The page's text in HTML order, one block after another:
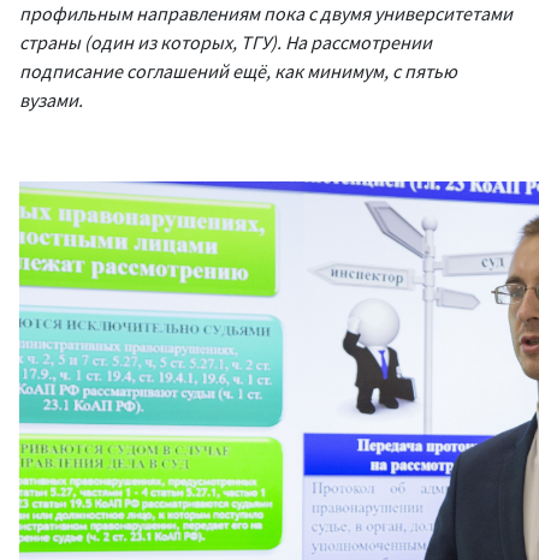
профильным направлениям пока с двумя университетами
страны (один из которых, ТГУ). На рассмотрении
подписание соглашений ещё, как минимум, с пятью
вузами.